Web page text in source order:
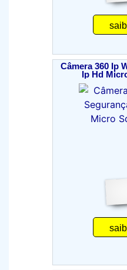
Câmera 360 Ip
Ip Hd